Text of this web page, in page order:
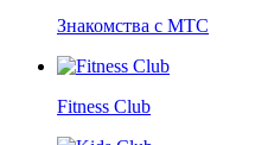
Знакомства с МТС
Fitness Club